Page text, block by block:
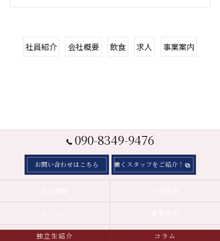
社員紹介 会社概要 飲食 求人 事業案内
090-8349-9476
お問い合わせはこちら 働くスタッフをご紹介！
独立生紹介 コラム